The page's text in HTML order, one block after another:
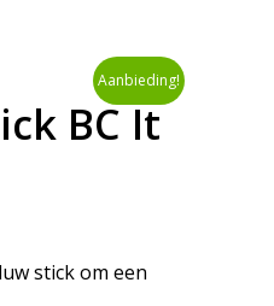
Aanbieding!
BC It
stick om een